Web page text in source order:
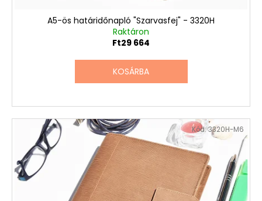
A5-ös határidőnapló "Szarvasfej" - 3320H
Raktáron
Ft29 664
KOSÁRBA
Kód:3320H-M6